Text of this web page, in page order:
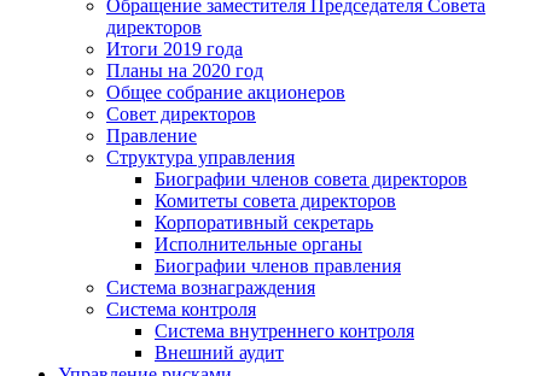
Обращение заместителя Председателя Совета
директоров
Итоги 2019 года
Планы на 2020 год
Общее собрание акционеров
Совет директоров
Правление
Структура управления
Биографии членов совета директоров
Комитеты совета директоров
Корпоративный секретарь
Исполнительные органы
Биографии членов правления
Система вознаграждения
Система контроля
Система внутреннего контроля
Внешний аудит